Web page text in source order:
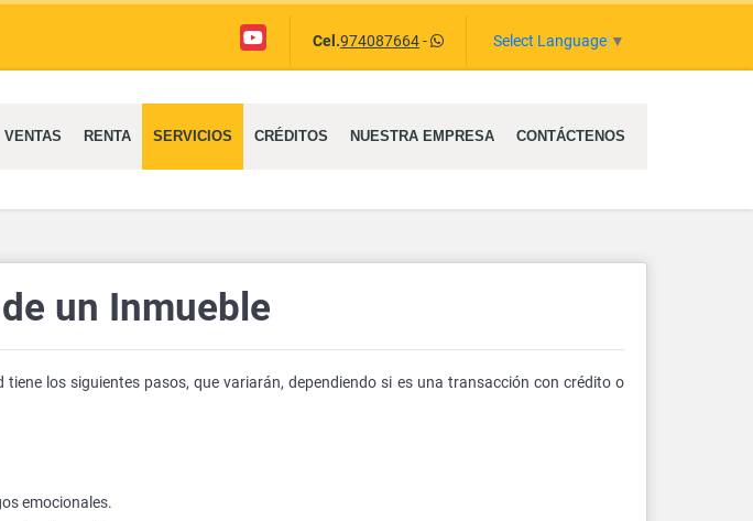
YouTube Cel.974087664- Select Language ▼
VENTAS RENTA SERVICIOS CRÉDITOS NUESTRA EMPRESA CONTÁCTENOS
un Inmueble
los siguientes pasos, que variarán, dependiendo si es una transacción con crédito o
emocionales.